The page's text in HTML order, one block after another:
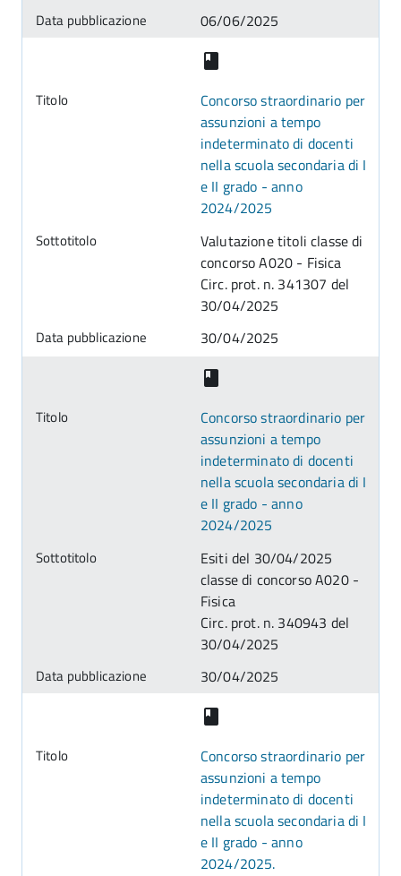
06/06/2025
Concorso straordinario per
assunzioni a tempo
indeterminato di docenti
nella scuola secondaria di I
e II grado - anno
2024/2025
Valutazione titoli classe di
concorso A020 - Fisica
Circ. prot. n. 341307 del
30/04/2025
30/04/2025
Concorso straordinario per
assunzioni a tempo
indeterminato di docenti
nella scuola secondaria di I
e II grado - anno
2024/2025
Esiti del 30/04/2025
classe di concorso A020 -
Fisica
Circ. prot. n. 340943 del
30/04/2025
30/04/2025
Concorso straordinario per
assunzioni a tempo
indeterminato di docenti
nella scuola secondaria di I
e II grado - anno
2024/2025.